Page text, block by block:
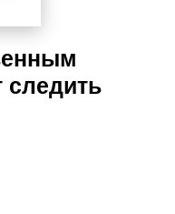
следить